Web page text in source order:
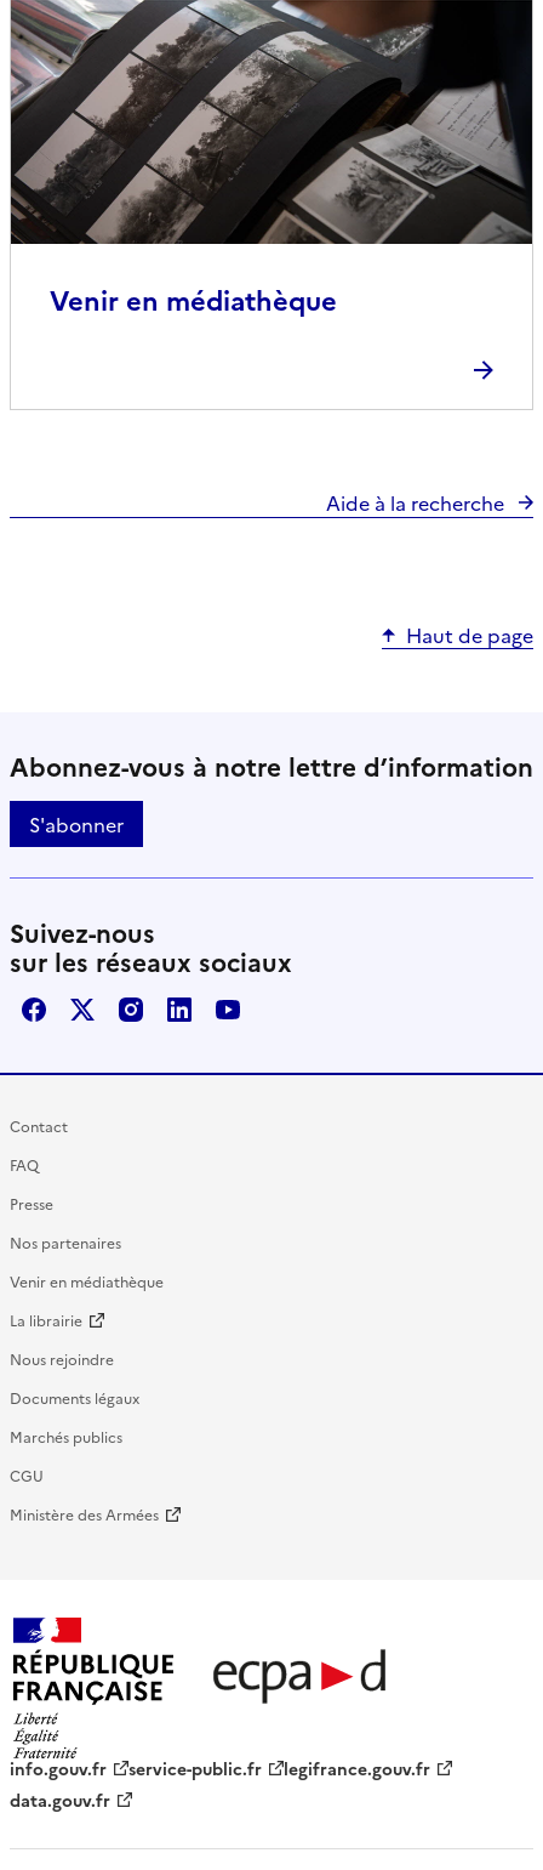
Venir en médiathèque
Aide à la recherche
Haut de page
Abonnez-vous à notre lettre d’information
S'abonner
Suivez-nous
sur les réseaux sociaux
FacebookX / TwitterInstagram
LinkedInYoutube
Contact
FAQ
Presse
Nos partenaires
Venir en médiathèque
La librairie
Nous rejoindre
Documents légaux
Marchés publics
CGU
Ministère des Armées
française - ECPAD
info.gouv.fr service-public.fr
legifrance.gouv.fr
data.gouv.fr